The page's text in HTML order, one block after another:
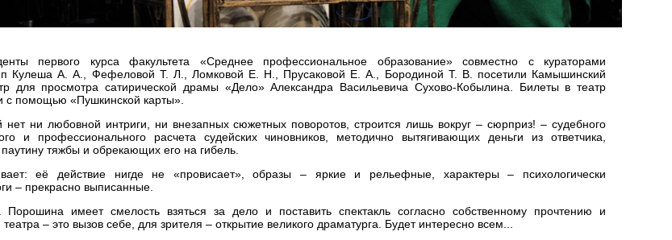
первого курса факультета «Среднее профессиональное образование» совместно с кураторами
Кулеша А. А., Фефеловой Т. Л., Ломковой Е. Н., Прусаковой Е. А., Бородиной Т. В. посетили Камышинский
для просмотра сатирической драмы «Дело» Александра Васильевича Сухово-Кобылина. Билеты в театр
с помощью «Пушкинской карты».
нет ни любовной интриги, ни внезапных сюжетных поворотов, строится лишь вокруг – сюрприз! – судебного
и профессионального расчета судейских чиновников, методично вытягивающих деньги из ответчика,
тяжбы и обрекающих его на гибель.
её действие нигде не «провисает», образы – яркие и рельефные, характеры – психологически
– прекрасно выписанные.
Порошина имеет смелость взяться за дело и поставить спектакль согласно собственному прочтению и
– это вызов себе, для зрителя – открытие великого драматурга. Будет интересно всем...